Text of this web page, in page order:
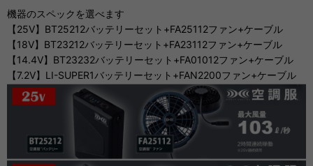
機器のスペックを選べます
【25V】BT25212バッテリーセット+FA25112ファン+ケーブル
【18V】BT23212バッテリーセット+FA23112ファン+ケーブル
【14.4V】BT23232バッテリーセット+FA01012ファン+ケーブル
【7.2V】LI-SUPER1バッテリーセット+FAN2200ファン+ケーブル